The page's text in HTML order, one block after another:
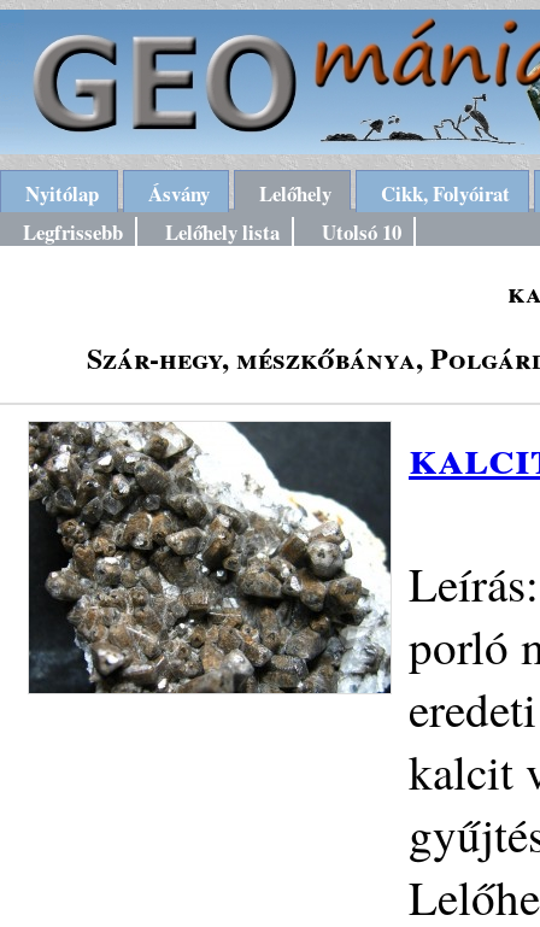
Nyitólap Ásvány Lelőhely
Cikk, Folyóirat
Legfrissebb
Lelőhely lista Utolsó 10
Szár-hegy, mészkőbánya,
porló
kalcit